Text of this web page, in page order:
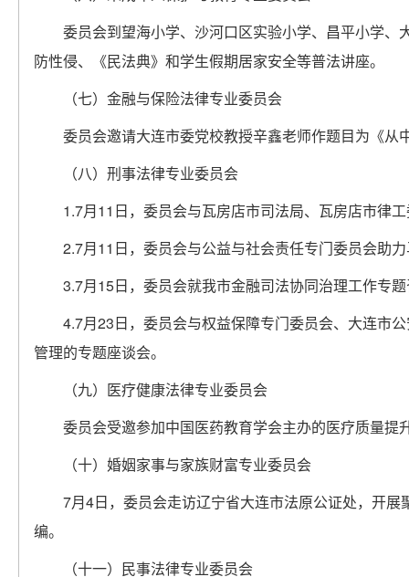
委员会到望海小学、沙河口区实验小学、昌平小学
防性侵、《民法典》和学生假期居家安全等普法讲座。
（七）金融与保险法律专业委员会
委员会邀请大连市委党校教授辛鑫老师作题目为《
（八）刑事法律专业委员会
1.7月11日，委员会与瓦房店市司法局、瓦房店市律
2.7月11日，委员会与公益与社会责任专门委员会助
3.7月15日，委员会就我市金融司法协同治理工作专
4.7月23日，委员会与权益保障专门委员会、大连市
管理的专题座谈会。
（九）医疗健康法律专业委员会
委员会受邀参加中国医药教育学会主办的医疗质量
（十）婚姻家事与家族财富专业委员会
7月4日，委员会走访辽宁省大连市法原公证处，开
编。
（十一）民事法律专业委员会